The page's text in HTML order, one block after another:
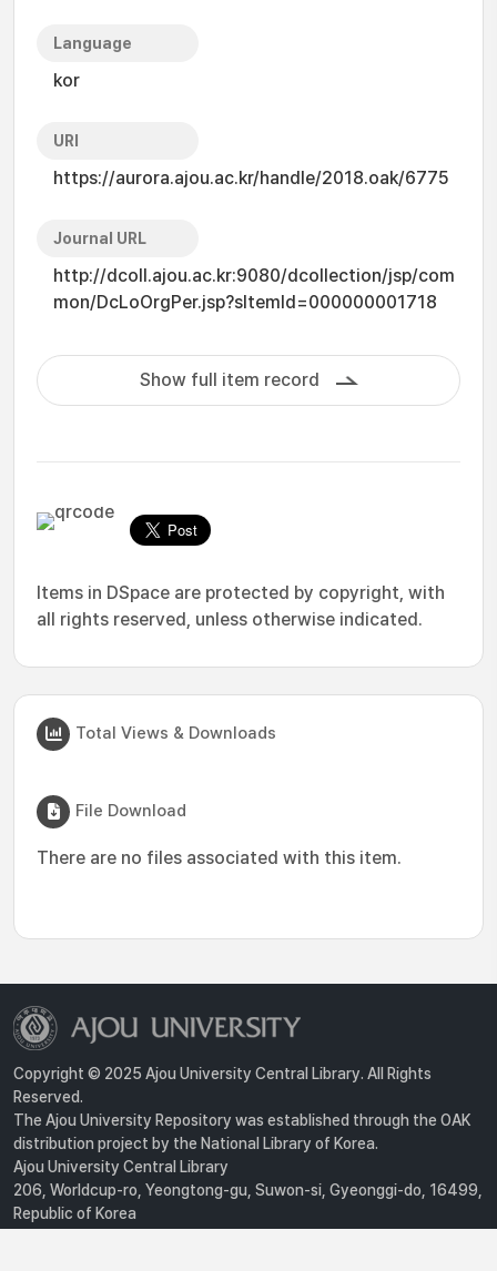
Language
kor
URI
https://aurora.ajou.ac.kr/handle/2018.oak/6775
Journal URL
http://dcoll.ajou.ac.kr:9080/dcollection/jsp/com
mon/DcLoOrgPer.jsp?sItemId=000000001718
Show full item record
Items in DSpace are protected by copyright, with
all rights reserved, unless otherwise indicated.
Total Views & Downloads
File Download
There are no files associated with this item.
Copyright © 2025 Ajou University Central Library. All Rights
Reserved.
The Ajou University Repository was established through the OAK
distribution project by the National Library of Korea.
Ajou University Central Library
206, Worldcup-ro, Yeongtong-gu, Suwon-si, Gyeonggi-do, 16499,
Republic of Korea